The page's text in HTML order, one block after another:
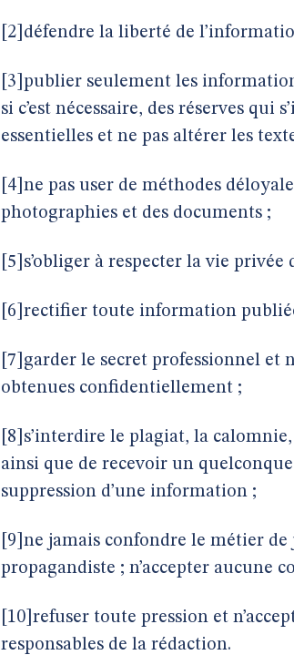
[2]défendre la liberté de
[3]publier seulement les
si c’est nécessaire, des réserves
essentielles et ne pas altérer les
[4]ne pas user de méthodes
photographies et des documents ;
[5]s’obliger à respecter la vie privée
[6]rectifier toute information
[7]garder le secret professionnel et
obtenues confidentiellement ;
[8]s’interdire le plagiat, la
ainsi que de recevoir un
suppression d’une information ;
[9]ne jamais confondre le métier
propagandiste ; n’accepter aucune
[10]refuser toute pression et
responsables de la rédaction.